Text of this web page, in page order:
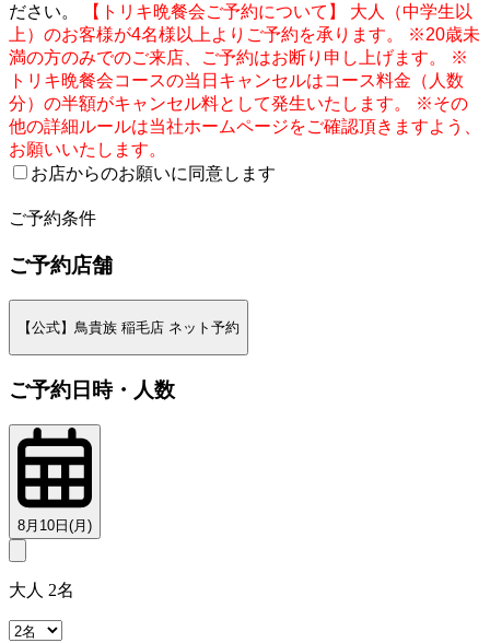
ださい。
【トリキ晩餐会ご予約について】 大人（中学生以
上）のお客様が4名様以上よりご予約を承ります。 ※20歳未
満の方のみでのご来店、ご予約はお断り申し上げます。 ※
トリキ晩餐会コースの当日キャンセルはコース料金（人数
分）の半額がキャンセル料として発生いたします。 ※その
他の詳細ルールは当社ホームページをご確認頂きますよう、
お願いいたします。
お店からのお願いに同意します
ご予約条件
ご予約店舗
【公式】鳥貴族 稲毛店 ネット予約
ご予約日時・人数
8月10日(月)
大人 2名